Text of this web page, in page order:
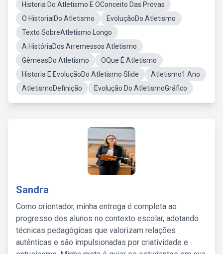
Historia Do Atletismo E OConceito Das Provas
O HistorialDo Atletismo
EvoluçãoDo Atletismo
Texto SobreAtletismo Longo
A HistóriaDos Arremessos Atletismo
GêmeasDo Atletismo
OQue É Atletismo
Historia E EvoluçãoDo Atletismo Slide
Atletismo1 Ano
AtletismoDefinição
Evolução Do AtletismoGráfico
Sandra
Como orientador, minha entrega é completa ao
progresso dos alunos no contexto escolar, adotando
técnicas pedagógicas que valorizam relações
autênticas e são impulsionadas por criatividade e